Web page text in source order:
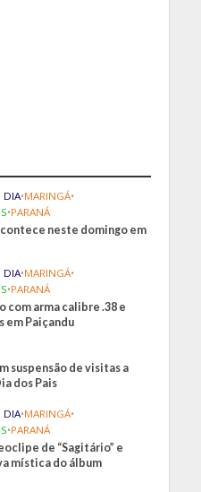
DIA•MARINGÁ•
•PARANÁ
neste domingo em
DIA•MARINGÁ•
•PARANÁ
com arma calibre .38 e
em Paiçandu
suspensão de visitas a
dos Pais
DIA•MARINGÁ•
•PARANÁ
de “Sagitário” e
mística do álbum